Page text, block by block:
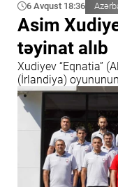
6 Avqust 18:36
Asim
təyinat alıb
Xudiyev “Eqnatia”
(İrlandiya)